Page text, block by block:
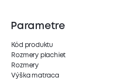
Parametre
Kód produktu
Rozmery plachiet
Rozmery
Výška matraca